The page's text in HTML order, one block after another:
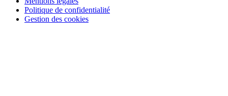
Politique de confidentialité
Gestion des cookies